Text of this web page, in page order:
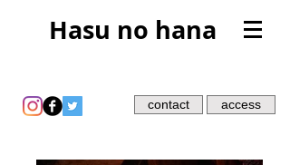
Hasu no hana
contact access